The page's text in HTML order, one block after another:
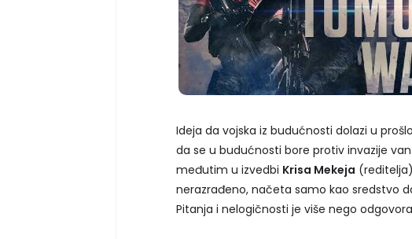
Ideja da vojska iz budućnosti dolazi u
da se u budućnosti bore protiv invazije
međutim u izvedbi Krisa Mekeja
nerazrađeno, načeta samo kao sredstvo
Pitanja i nelogičnosti je više nego